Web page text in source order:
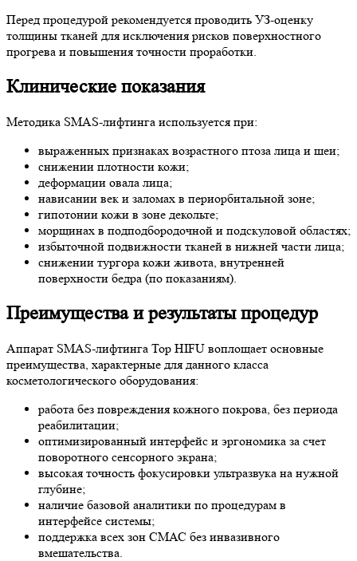
Перед процедурой рекомендуется проводить УЗ-оценку
толщины тканей для исключения рисков поверхностного
прогрева и повышения точности проработки.
Клинические показания
Методика SMAS-лифтинга используется при:
выраженных признаках возрастного птоза лица и шеи;
снижении плотности кожи;
деформации овала лица;
нависании век и заломах в периорбитальной зоне;
гипотонии кожи в зоне декольте;
морщинах в подподбородочной и подскуловой областях;
избыточной подвижности тканей в нижней части лица;
снижении тургора кожи живота, внутренней
поверхности бедра (по показаниям).
Преимущества и результаты процедур
Аппарат SMAS-лифтинга Top HIFU воплощает основные
преимущества, характерные для данного класса
косметологического оборудования:
работа без повреждения кожного покрова, без периода
реабилитации;
оптимизированный интерфейс и эргономика за счет
поворотного сенсорного экрана;
высокая точность фокусировки ультразвука на нужной
глубине;
наличие базовой аналитики по процедурам в
интерфейсе системы;
поддержка всех зон СМАС без инвазивного
вмешательства.